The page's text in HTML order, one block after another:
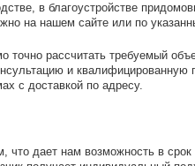
в благоустройстве
на нашем сайте или по
точно рассчитать требуемый
и
с доставкой по адресу.
дает нам возможность в срок